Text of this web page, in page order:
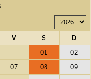
par l'extérieur